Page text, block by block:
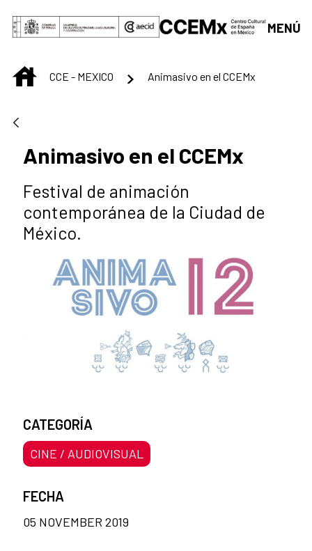
Skip to Main Content
MENÚ
INICIOCCE - MEXICO Animasivo en el CCEMx
Animasivo en el CCEMx
Festival de animación
contemporánea de la Ciudad de
México.
CATEGORÍA
CINE / AUDIOVISUAL
FECHA
05 NOVEMBER 2019